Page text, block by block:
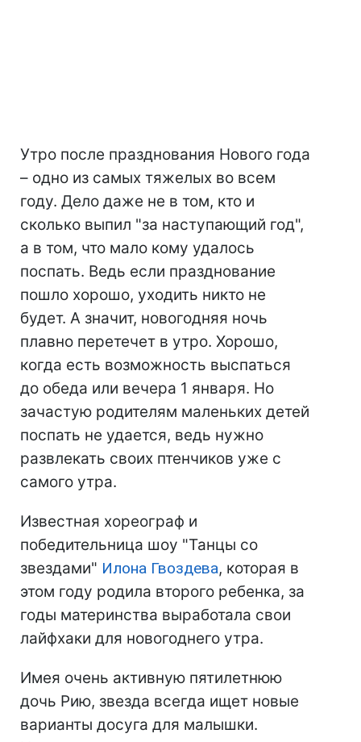
Утро после празднования Нового года
– одно из самых тяжелых во всем
году. Дело даже не в том, кто и
сколько выпил "за наступающий год",
а в том, что мало кому удалось
поспать. Ведь если празднование
пошло хорошо, уходить никто не
будет. А значит, новогодняя ночь
плавно перетечет в утро. Хорошо,
когда есть возможность выспаться
до обеда или вечера 1 января. Но
зачастую родителям маленьких детей
поспать не удается, ведь нужно
развлекать своих птенчиков уже с
самого утра.
Известная хореограф и
победительница шоу "Танцы со
звездами" Илона Гвоздева, которая в
этом году родила второго ребенка, за
годы материнства выработала свои
лайфхаки для новогоднего утра.
Имея очень активную пятилетнюю
дочь Рию, звезда всегда ищет новые
варианты досуга для малышки.